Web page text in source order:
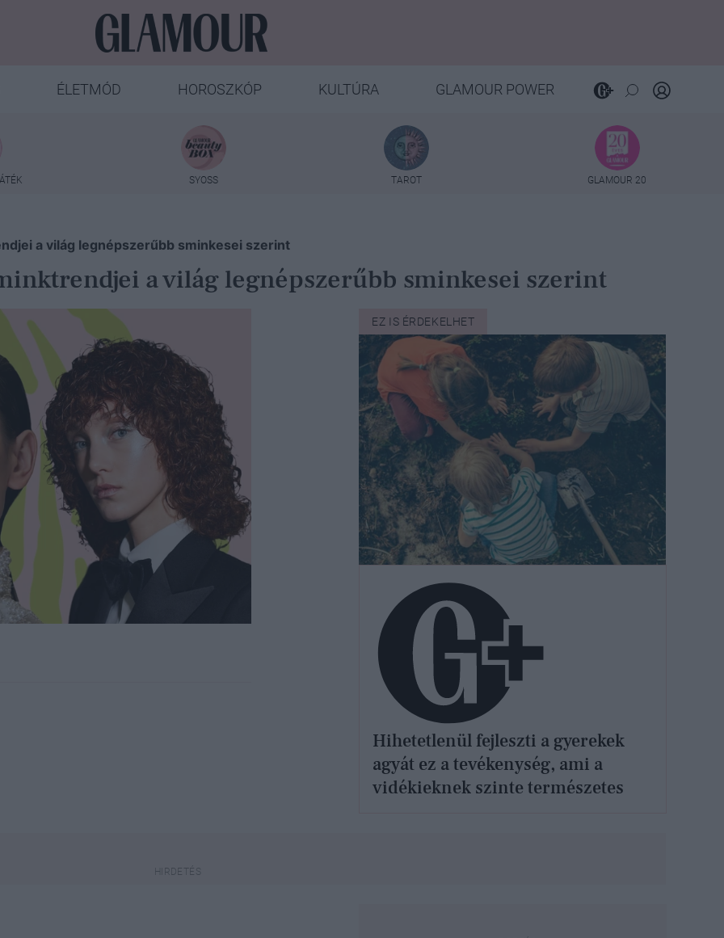
ÉLETMÓD HOROSZKÓP KULTÚRA GLAMOUR POWER
SYOSS TAROT GLAMOUR 20
a világ legnépszerűbb sminkesei szerint
a világ legnépszerűbb sminkesei szerint
EZ IS ÉRDEKELHET
Hihetetlenül fejleszti a gyerekek
agyát ez a tevékenység, ami a
vidékieknek szinte természetes